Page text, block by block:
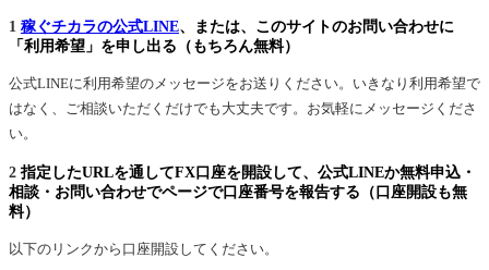
1 稼ぐチカラの公式LINE、または、このサイトのお問い合わせに
「利用希望」を申し出る（もちろん無料）
公式LINEに利用希望のメッセージをお送りください。いきなり利用希望で
はなく、ご相談いただくだけでも大丈夫です。お気軽にメッセージくださ
い。
2 指定したURLを通してFX口座を開設して、公式LINEか無料申込・
相談・お問い合わせでページで口座番号を報告する（口座開設も無
料）
以下のリンクから口座開設してください。